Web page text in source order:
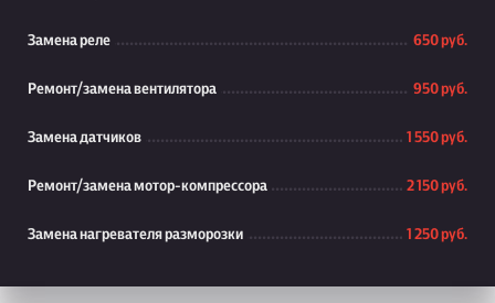
Замена реле 650 руб.
Ремонт/замена вентилятора 950 руб.
Замена датчиков 1 550 руб.
Ремонт/замена мотор-компрессора 2 150 руб.
Замена нагревателя разморозки 1 250 руб.